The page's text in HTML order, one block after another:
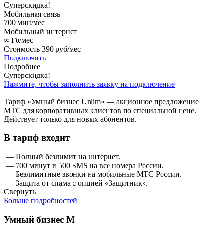
Суперскидка!
Мобильная связь
700 мин/мес
Мобильный интернет
∞ Гб/мес
Стоимость 390 руб/мес
Подключить
Подробнее
Суперскидка!
Нажмите, чтобы заполнить заявку на подключение
Тариф «Умный бизнес Unlim» — акционное предложение
МТС для корпоративных клиентов по специальной цене.
Действует только для новых абонентов.
В тариф входит
— Полный безлимит на интернет.
— 700 минут и 500 SMS на все номера России.
— Безлимитные звонки на мобильные МТС России.
— Защита от спама с опцией «Защитник».
Свернуть
Больше подробностей
Умный бизнес M